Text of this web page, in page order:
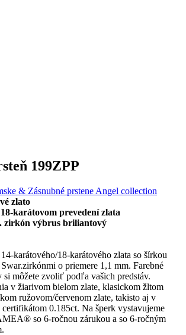
199ZPP
& Zásnubné prstene Angel collection
zlato
karátovom prevedení zlata
zirkón výbrus briliantový
karátového/18-karátového zlata so šírkou
o priemere 1,1 mm. Farebné
si môžete zvoliť podľa vašich predstáv.
v žiarivom bielom zlate, klasickom žltom
ružovom/červenom zlate, takisto aj v
0.185ct. Na šperk vystavujeme
so 6-ročnou zárukou a so 6-ročným